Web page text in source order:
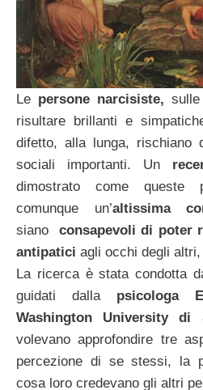
Le persone narcisiste,
risultare brillanti e
difetto, alla lunga, rischiano
sociali importanti. Un
dimostrato come queste
comunque un’altissima
siano consapevoli di poter
antipatici agli occhi degli altri,
La ricerca è stata condotta
guidati dalla psicologa
Washington University di
volevano approfondire tre
percezione di se stessi, la
cosa loro credevano gli altri